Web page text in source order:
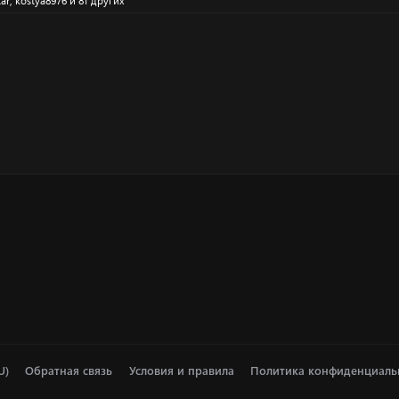
Обратная связь Условия и правила Политика